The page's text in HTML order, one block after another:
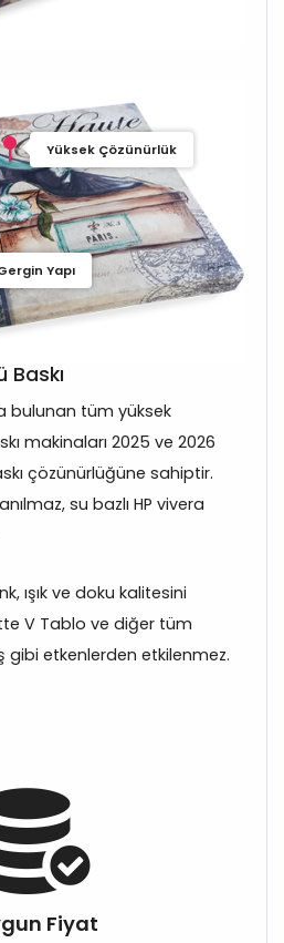
Yüksek Çözünürlük
Yapı
bulunan tüm yüksek
makinaları 2025 ve 2026
çözünürlüğüne sahiptir.
su bazlı HP vivera
ışık ve doku kalitesini
V Tablo ve diğer tüm
gibi etkenlerden etkilenmez.
Fiyat